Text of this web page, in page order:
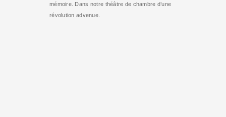
mémoire. Dans notre théâtre de chambre d’une
révolution advenue.